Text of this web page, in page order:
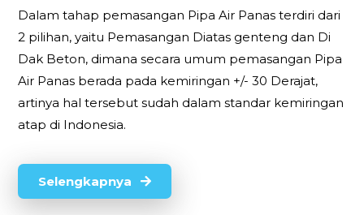
Dalam tahap pemasangan Pipa Air Panas terdiri dari
2 pilihan, yaitu Pemasangan Diatas genteng dan Di
Dak Beton, dimana secara umum pemasangan Pipa
Air Panas berada pada kemiringan +/- 30 Derajat,
artinya hal tersebut sudah dalam standar kemiringan
atap di Indonesia.
Selengkapnya